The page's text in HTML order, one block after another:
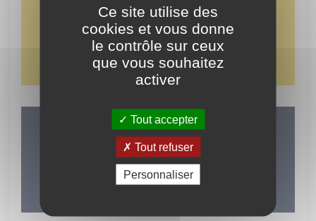
visites thématiques
LES INCONTOURNABLES
DU TERRITOIRE
Ce site utilise des
cookies et vous donne
le contrôle sur ceux
que vous souhaitez
activer
Tout accepter
Tout refuser
Personnaliser